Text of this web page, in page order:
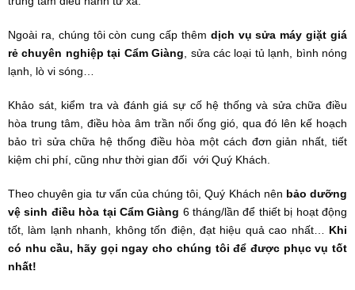
Ngoài ra, chúng tôi còn cung cấp thêm dịch vụ sửa máy giặt giá
rẻ chuyên nghiệp tại Cẩm Giàng , sửa các loại tủ lạnh, bình nóng
lạnh, lò vi sóng…
Khảo sát, kiểm tra và đánh giá sự cố hệ thống và sửa chữa điều
hòa trung tâm, điều hòa âm trần nối ống gió, qua đó lên kế hoạch
bảo trì sửa chữa hệ thống điều hòa một cách đơn giản nhất, tiết
kiệm chi phí, cũng như thời gian đối với Quý Khách.
Theo chuyên gia tư vấn của chúng tôi, Quý Khách nên bảo dưỡng
vệ sinh điều hòa tại Cẩm Giàng 6 tháng/lần để thiết bị hoạt động
tốt, làm lạnh nhanh, không tốn điện, đạt hiệu quả cao nhất… Khi
có nhu cầu, hãy gọi ngay cho chúng tôi để được phục vụ tốt
nhất!